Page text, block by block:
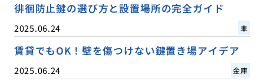
徘徊防止鍵の選び方と設置場所の完全ガイド
2025.06.24 車
賃貸でもOK！壁を傷つけない鍵置き場アイデア
2025.06.24 金庫